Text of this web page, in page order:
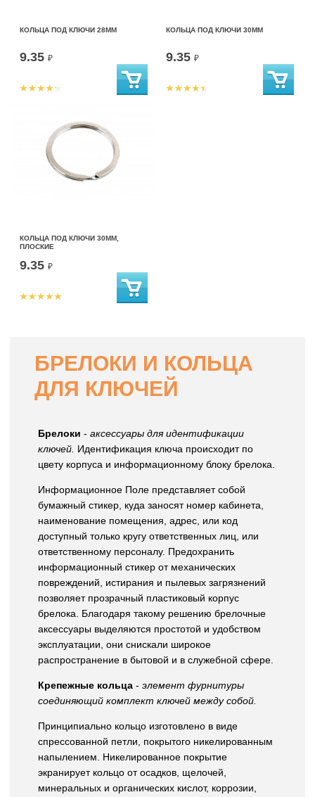
КОЛЬЦА ПОД КЛЮЧИ 28ММ
9.35 ₽
КОЛЬЦА ПОД КЛЮЧИ 30ММ
9.35 ₽
КОЛЬЦА ПОД КЛЮЧИ 30ММ,
ПЛОСКИЕ
9.35 ₽
БРЕЛОКИ И КОЛЬЦА
ДЛЯ КЛЮЧЕЙ
Брелоки - аксессуары для идентификации
ключей. Идентификация ключа происходит по
цвету корпуса и информационному блоку брелока.
Информационное Поле представляет собой
бумажный стикер, куда заносят номер кабинета,
наименование помещения, адрес, или код
доступный только кругу ответственных лиц, или
ответственному персоналу. Предохранить
информационный стикер от механических
повреждений, истирания и пылевых загрязнений
позволяет прозрачный пластиковый корпус
брелока. Благодаря такому решению брелочные
аксессуары выделяются простотой и удобством
эксплуатации, они снискали широкое
распространение в бытовой и в служебной сфере.
Крепежные кольца - элемент фурнитуры
соединяющий комплект ключей между собой.
Принципиально кольцо изготовлено в виде
спрессованной петли, покрытого никелированным
напылением. Никелированное покрытие
экранирует кольцо от осадков, щелочей,
минеральных и органических кислот, коррозии,